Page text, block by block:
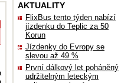
AKTUALITY
FlixBus tento týden nabízí
jízdenku do Teplic za 50
Korun
Jízdenky do Evropy se
slevou až 49 %
První dálkový let poháněný
udržitelným leteckým